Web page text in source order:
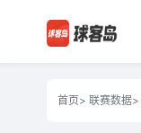
首页> 联赛数据>